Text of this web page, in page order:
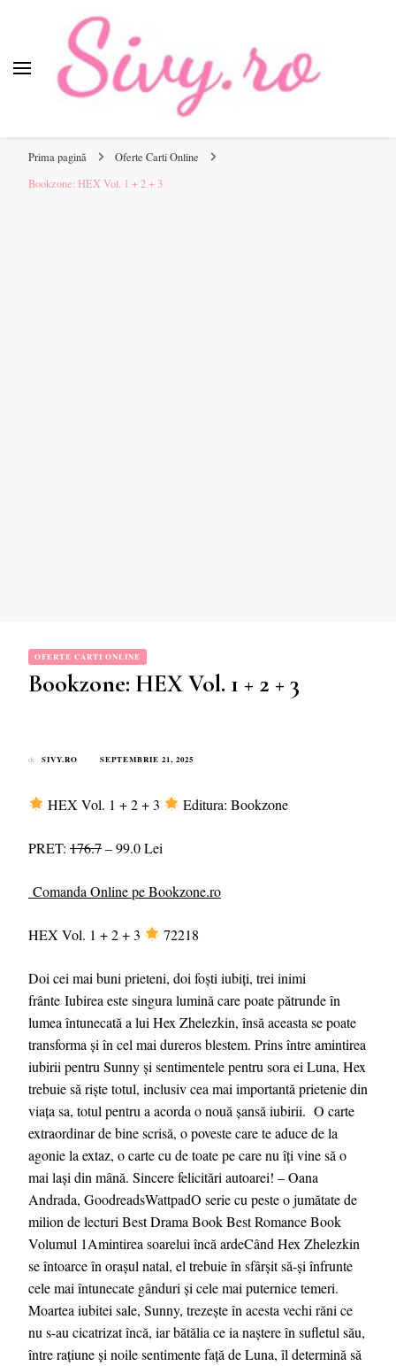
online pentru tine.
Prima pagină
Oferte Carti Online
Bookzone: HEX Vol. 1 + 2 + 3
OFERTE CARTI ONLINE
Bookzone: HEX Vol. 1 + 2 + 3
de SIVY.RO SEPTEMBRIE 21, 2025
HEX Vol. 1 + 2 + 3 Editura: Bookzone
PRET: 176.7– 99.0 Lei
Comanda Online pe Bookzone.ro
HEX Vol. 1 + 2 + 3 72218
Doi cei mai buni prieteni, doi foști iubiți, trei inimi
frânte Iubirea este singura lumină care poate pătrunde în
lumea întunecată a lui Hex Zhelezkin, însă aceasta se poate
transforma și în cel mai dureros blestem. Prins între amintirea
iubirii pentru Sunny și sentimentele pentru sora ei Luna, Hex
trebuie să riște totul, inclusiv cea mai importantă prietenie din
viața sa, totul pentru a acorda o nouă șansă iubirii. O carte
extraordinar de bine scrisă, o poveste care te aduce de la
agonie la extaz, o carte cu de toate pe care nu îți vine să o
mai lași din mână. Sincere felicitări autoarei! – Oana
Andrada, GoodreadsWattpadO serie cu peste o jumătate de
milion de lecturi Best Drama Book Best Romance Book
Volumul 1Amintirea soarelui încă ardeCând Hex Zhelezkin
se întoarce în orașul natal, el trebuie în sfârșit să-și înfrunte
cele mai întunecate gânduri și cele mai puternice temeri.
Moartea iubitei sale, Sunny, trezește în acesta vechi răni ce
nu s-au cicatrizat încă, iar bătălia ce ia naștere în sufletul său,
între rațiune și noile sentimente față de Luna, îl determină să